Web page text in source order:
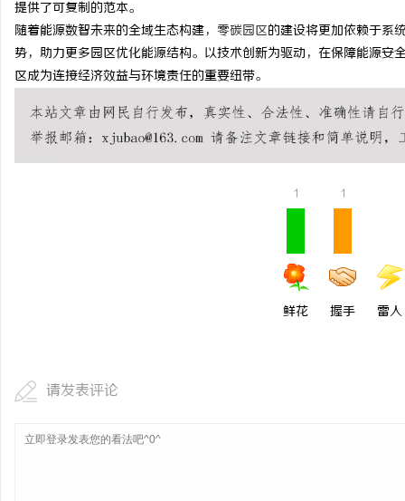
提供了可复制的范本。
随着能源数智未来的全域生态构建， 零碳园区的建设将更加依赖于系
势，助力更多园区优化能源结构。以技术创新为驱动，在保障能源
区成为连接经济效益与环境责任的重要纽带。
1
鲜花
1
握手 雷人
请发表评论
770FE20耐磨改性颗粒
命性材料